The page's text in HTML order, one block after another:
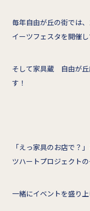
毎年自由が丘の街では
イーツフェスタを開催し
そして家具蔵 自由が丘
す！
「えっ家具のお店で？
ツハートプロジェクト
一緒にイベントを盛り上